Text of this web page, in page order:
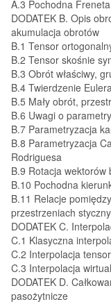
A.3 Pochodna
DODATEK B. Opis
akumulacja obrotów
B.1 Tensor
B.2 Tensor skośnie
B.3 Obrót właściwy,
B.4 Twierdzenie
B.5 Mały obrót,
B.6 Uwagi o
B.7 Parametryzacja
B.8 Parametryzacja
Rodriguesa
B.9 Rotacja
B.10 Pochodna
B.11 Relacje
przestrzeniach
DODATEK C.
C.1 Klasyczna
C.2 Interpolacja
C.3 Interpolacja
DODATEK D.
pasożytnicze